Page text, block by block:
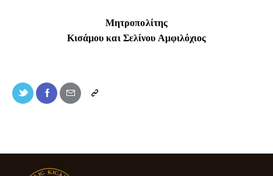
Μητροπολίτης
Κισάμου και Σελίνου Αμφιλόχιος